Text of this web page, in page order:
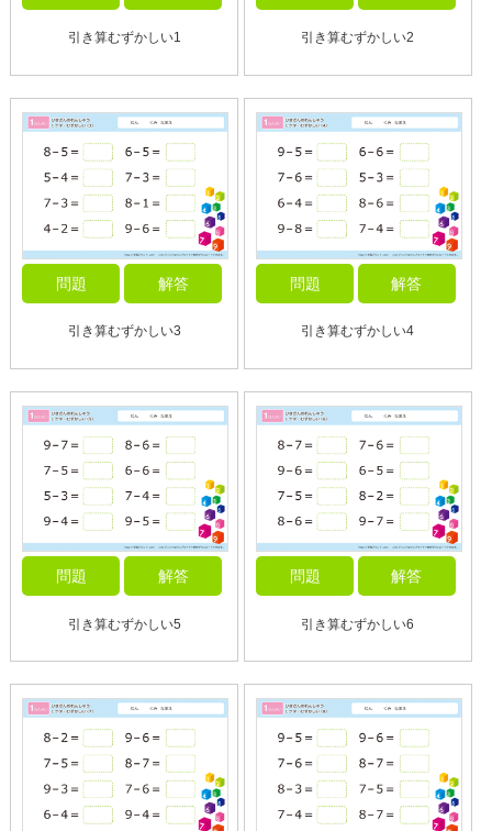
引き算むずかしい1 引き算むずかしい2
問題 解答
引き算むずかしい3
問題 解答
引き算むずかしい4
問題 解答
引き算むずかしい5
問題 解答
引き算むずかしい6